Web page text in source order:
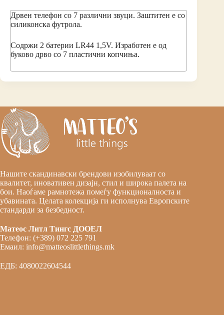
Дрвен телефон со 7 различни звуци. Заштитен е со
силиконска футрола.
Содржи 2 батерии LR44 1,5V. Изработен е од
буково дрво со 7 пластични копчиња.
Нашите скандинавски брендови изобилуваат со
квалитет, иновативен дизајн, стил и широка палета на
бои. Наоѓаме рамнотежа помеѓу функционалноста и
убавината. Целата колекција ги исполнува Европските
стандарди за безбедност.
Матеос Литл Тингс ДООЕЛ
Телефон: (+389) 072 225 791
Емаил: info@matteoslittlethings.mk
ЕДБ: 4080022604544